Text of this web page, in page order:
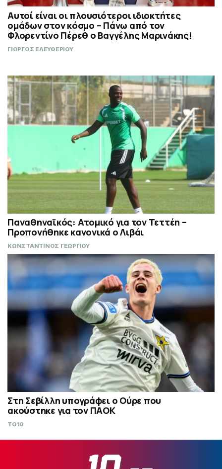
Αυτοί είναι οι πλουσιότεροι ιδιοκτήτες
ομάδων στον κόσμο – Πάνω από τον
Φλορεντίνο Πέρεθ ο Βαγγέλης Μαρινάκης!
ΓΙΩΡΓΟΣ ΕΛΕΥΘΕΡΙΟΥ
Παναθηναϊκός: Ατομικό για τον Τεττέη –
Προπονήθηκε κανονικά ο Λιβάι
ΚΩΝΣΤΑΝΤΙΝΟΣ ΓΕΩΡΓΙΟΥ
Στη Σεβίλλη υπογράφει ο Ούρε που
ακούστηκε για τον ΠΑΟΚ
TO10